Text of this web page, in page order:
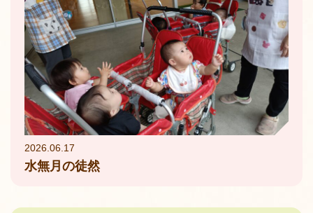
2026.06.17
水無月の徒然